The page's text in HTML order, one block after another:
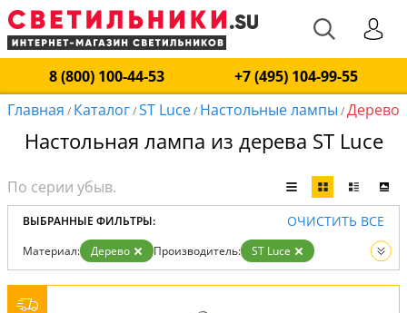
8 (800) 100-44-53
+7 (495) 104-99-55
Главная / Каталог/ST Luce/ Настольные лампы /Дерево
Настольная лампа из дерева ST Luce
ВЫБРАННЫЕ ФИЛЬТРЫ: ОЧИСТИТЬ ВСЕ
Материал: Дерево Производитель:
ST Luce
Вид:
Настольные лампы